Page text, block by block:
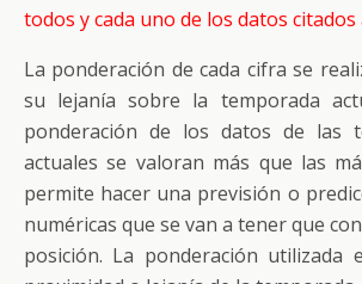
todos y cada uno de los datos
La ponderación de cada cifra se
su lejanía sobre la temporada
ponderación de los datos de las
actuales se valoran más que las
permite hacer una previsión o
numéricas que se van a tener que
posición. La ponderación utilizada